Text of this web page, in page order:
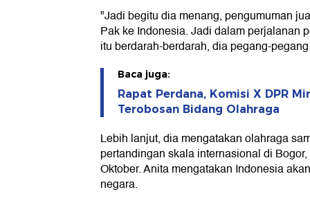
"Jadi begitu dia menang, pengumuman
Pak ke Indonesia. Jadi dalam perjalanan
itu berdarah-berdarah, dia pegang-
Baca juga:
Rapat Perdana, Komisi X DPR
Terobosan Bidang Olahraga
Lebih lanjut, dia mengatakan olahraga
pertandingan skala internasional di
Oktober. Anita mengatakan Indonesia
negara.